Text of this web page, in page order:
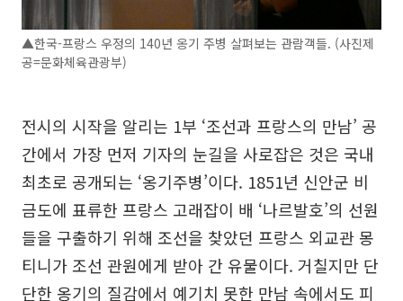
▲한국-프랑스 우정의 140년 옹기 주병 살펴보는 관람객들. (사진제
공=문화체육관광부)
전시의 시작을 알리는 1부 ‘조선과 프랑스의 만남’ 공
간에서 가장 먼저 기자의 눈길을 사로잡은 것은 국내
최초로 공개되는 ‘옹기주병’이다. 1851년 신안군 비
금도에 표류한 프랑스 고래잡이 배 ‘나르발호’의 선원
들을 구출하기 위해 조선을 찾았던 프랑스 외교관 몽
티니가 조선 관원에게 받아 간 유물이다. 거칠지만 단
단한 옹기의 질감에서 예기치 못한 만남 속에서도 피